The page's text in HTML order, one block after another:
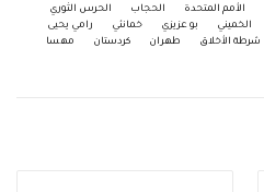
الأمم المتحدة الحجاب
الحرس الثوري
الخميني بو عزيزي خمانئي
رامي يحيى
شرطة الأخلاق طهران كردستان
مهسا